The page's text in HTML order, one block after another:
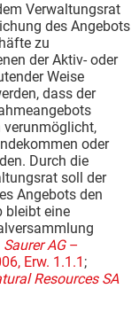
Verwaltungsrat
des Angebots
zu
der Aktiv- oder
Weise
dass der
verunmöglicht,
oder
Durch die
soll der
Angebots den
bleibt eine
Saurer AG–
Erw. 1.1.1 ;
Resources SA